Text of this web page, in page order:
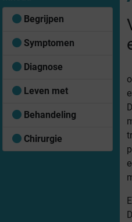
Begrijpen
Symptomen
Diagnose
Leven met
Behandeling
Chirurgie